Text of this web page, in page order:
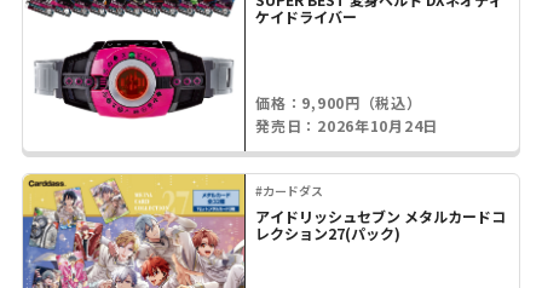
ケイドライバー
価格：9,900円（税込）
発売日：2026年10月24日
#カードダス
アイドリッシュセブン メタルカードコ
レクション27(パック)